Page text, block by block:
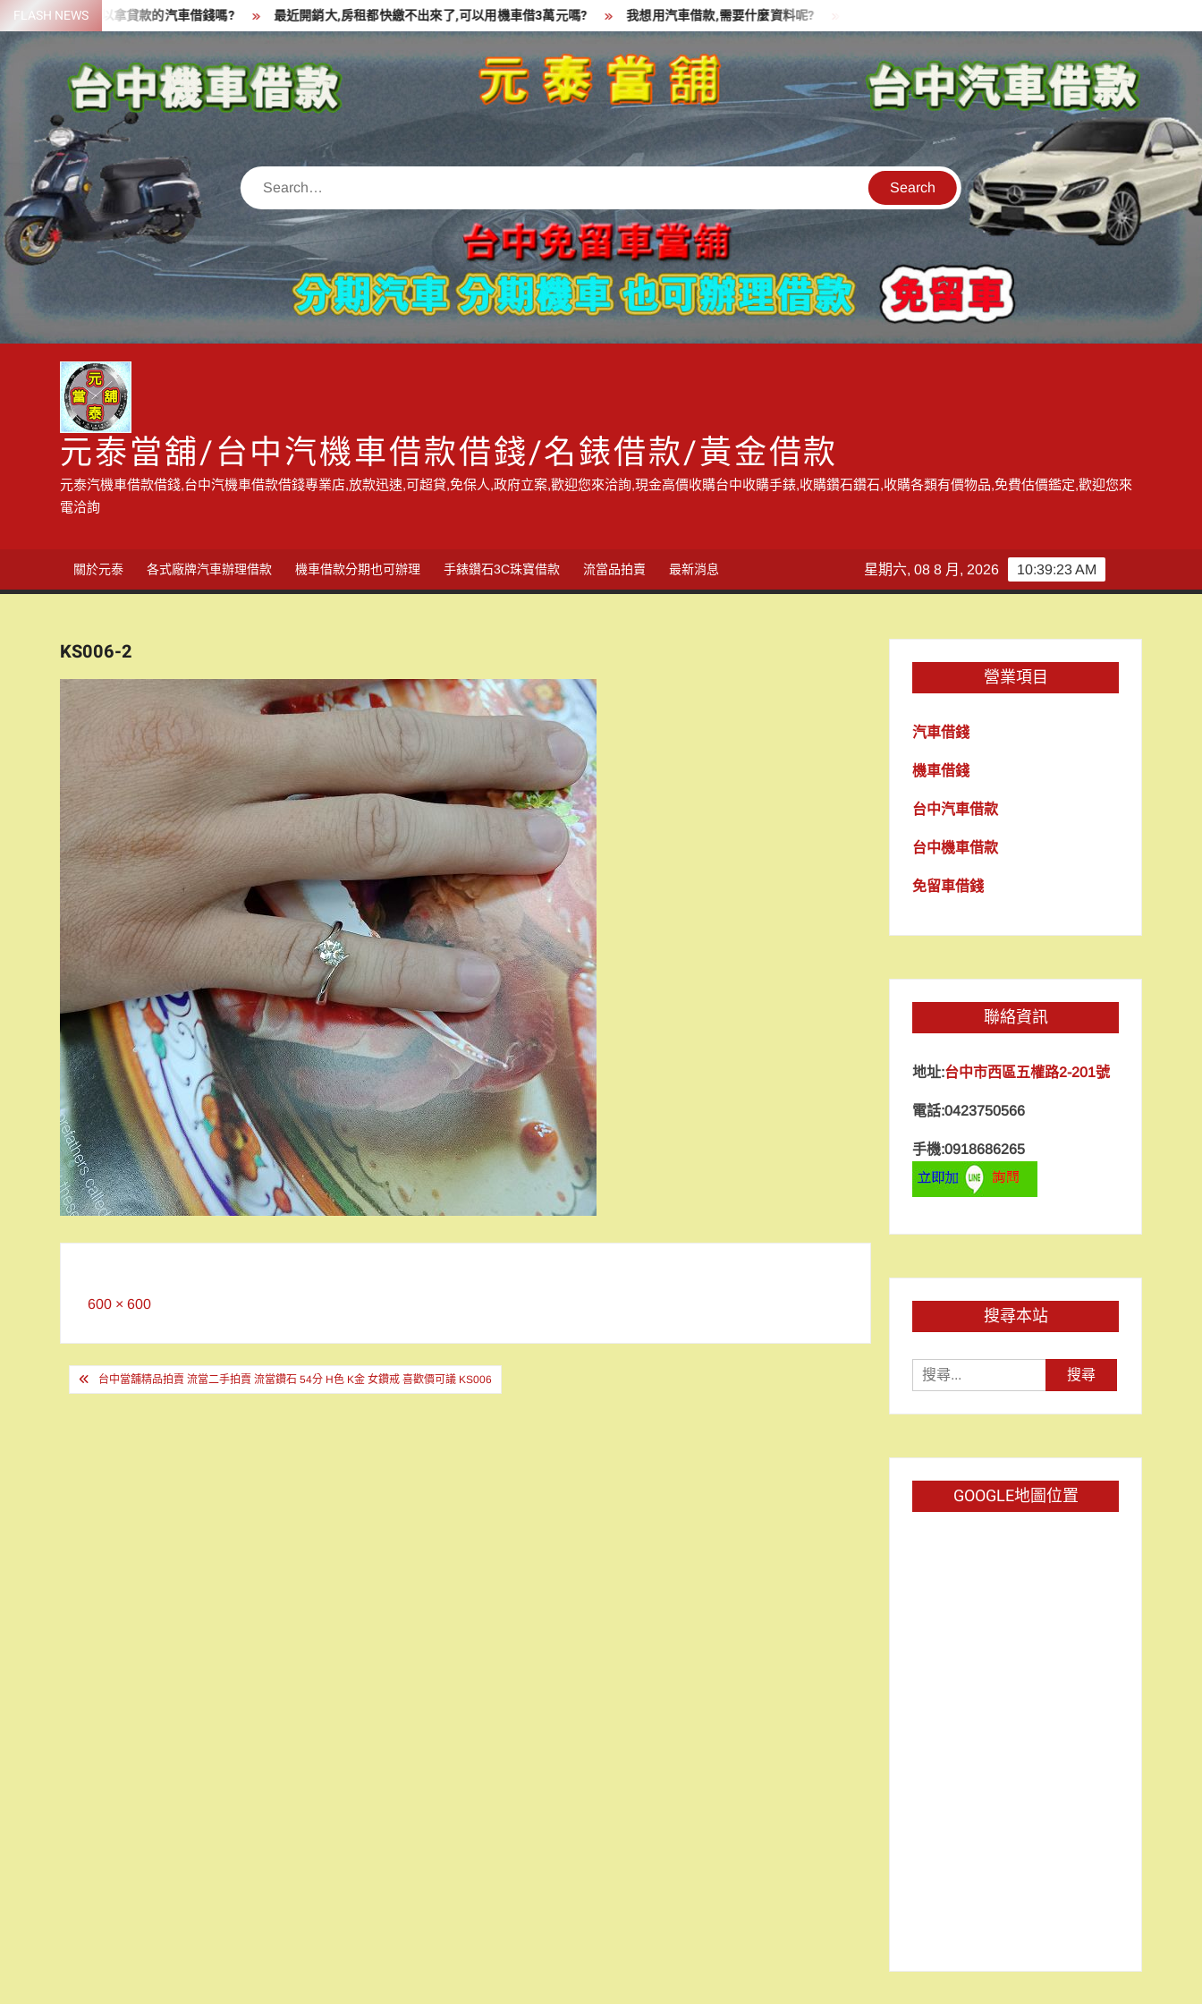
Skip
to
content
FLASH NEWS
筆資金,可以拿貸款的汽車借錢嗎? 最近開銷大,房租都快繳不出來了,可以用機車借3萬元嗎? 我想用汽車借款,需要什麼資料呢?
Search
元泰當舖/台中汽機車借款借錢/名錶借款/黃金借款
元泰汽機車借款借錢,台中汽機車借款借錢專業店,放款迅速,可超貸,免保人,政府立案,歡迎您來洽詢,現金高價收購台中收購手錶,收購鑽石鑽石,收購各類有價物品,免費估價鑑定,歡迎您來
電洽詢
關於元泰 各式廠牌汽車辦理借款 機車借款分期也可辦理 手錶鑽石3C珠寶借款 流當品拍賣 最新消息 10:39:23 AM
星期六, 08 8 月, 2026
KS006-2
Full
600 × 600
文 台中當舖精品拍賣 流當二手拍賣 流當鑽石 54分 H色 K金 女鑽戒 喜歡價可議 KS006
營業項目
汽車借錢
機車借錢
台中汽車借款
台中機車借款
免留車借錢
聯絡資訊
地址:台中市西區五權路2-201號
電話:0423750566
手機:0918686265
搜尋本站
尋
關
GOOGLE地圖位置